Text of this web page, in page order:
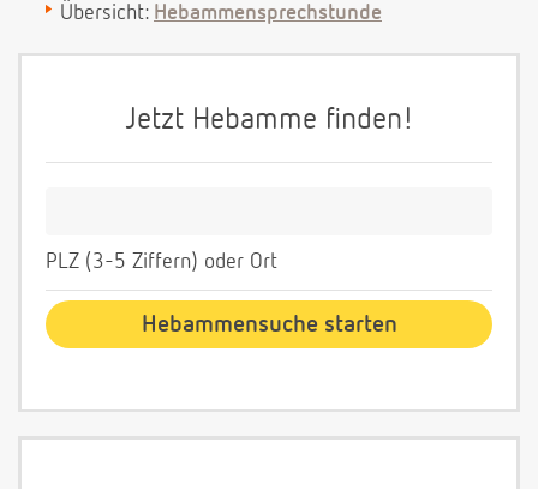
Übersicht: Hebammensprechstunde
Jetzt Hebamme finden!
PLZ (3-5 Ziffern) oder Ort